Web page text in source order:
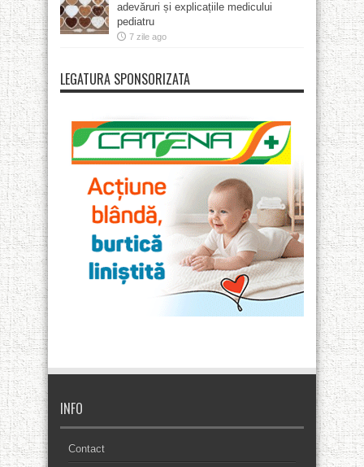
adevăruri și explicațiile medicului
pediatru
7 zile ago
LEGATURA SPONSORIZATA
INFO
Contact